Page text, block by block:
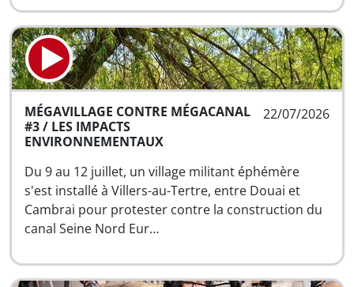
22/07/2026
MÉGAVILLAGE CONTRE MÉGACANAL
#3 / LES IMPACTS
ENVIRONNEMENTAUX
Du 9 au 12 juillet, un village militant éphémère
s'est installé à Villers-au-Tertre, entre Douai et
Cambrai pour protester contre la construction du
canal Seine Nord Eur…